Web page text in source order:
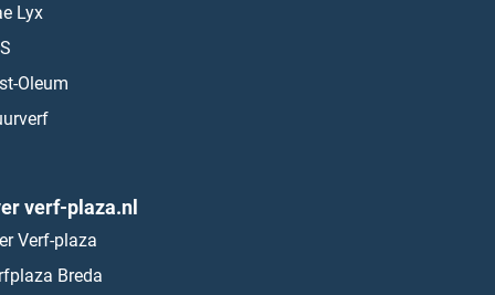
Lyx
Oleum
verf-plaza.nl
Verf-plaza
Breda